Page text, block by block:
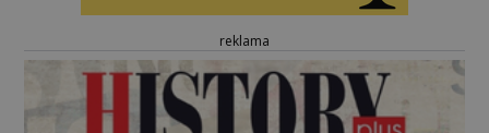
reklama